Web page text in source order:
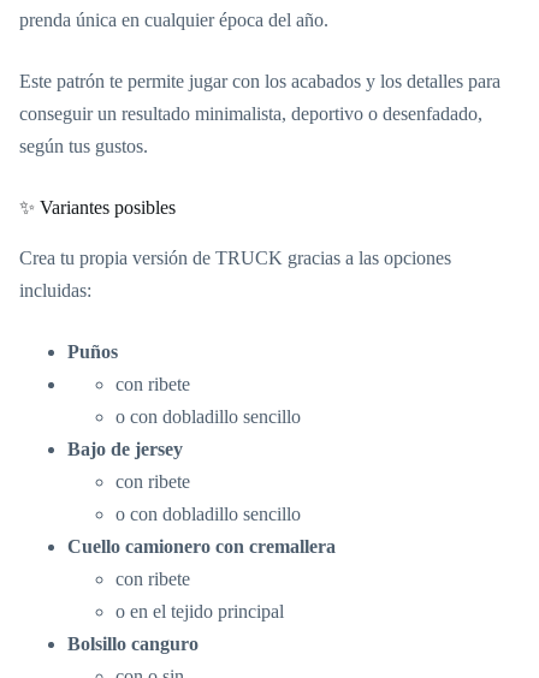
prenda única en cualquier época del año.
Este patrón te permite jugar con los acabados y los detalles para
conseguir un resultado minimalista, deportivo o desenfadado,
según tus gustos.
✨ Variantes posibles
Crea tu propia versión de TRUCK gracias a las opciones
incluidas:
Puños
con ribete
o con dobladillo sencillo
Bajo de jersey
con ribete
o con dobladillo sencillo
Cuello camionero con cremallera
con ribete
o en el tejido principal
Bolsillo canguro